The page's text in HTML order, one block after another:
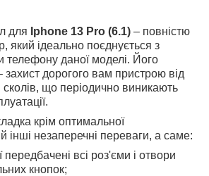
для Iphone 13 Pro (6.1) – повністю
який ідеально поєднується з
телефону даної моделі. Його
дорогого вам пристрою від
сколів, що періодично виникають
крім оптимальної
інші незаперечні переваги, а саме:
передбачені всі роз'єми і отвори
кнопок;